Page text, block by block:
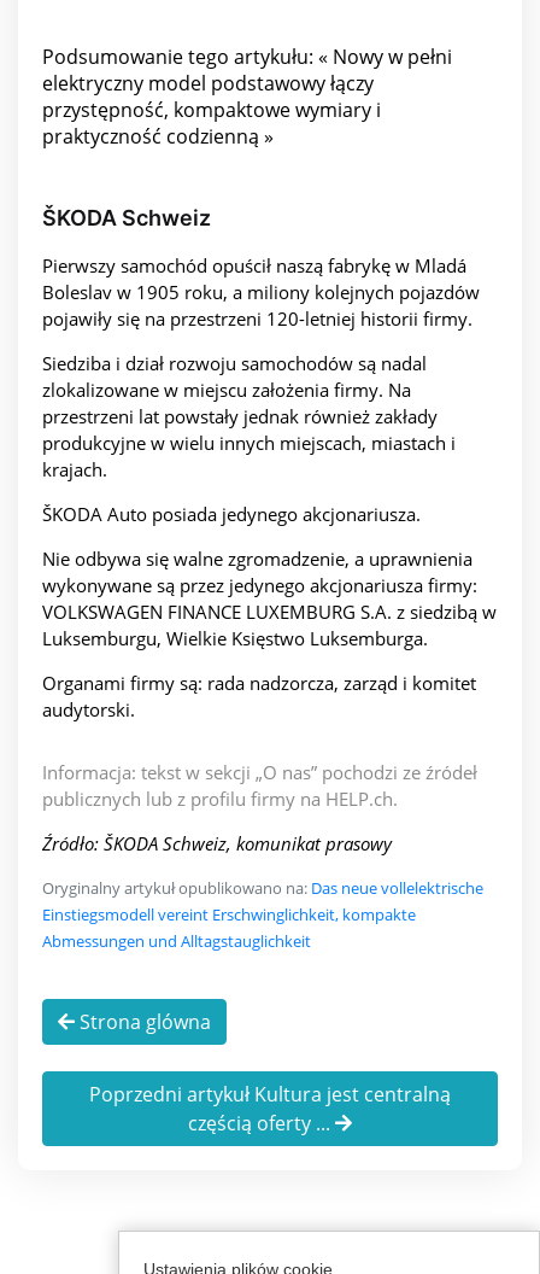
Podsumowanie tego artykułu: « Nowy w pełni
elektryczny model podstawowy łączy
przystępność, kompaktowe wymiary i
praktyczność codzienną »
ŠKODA Schweiz
Pierwszy samochód opuścił naszą fabrykę w Mladá
Boleslav w 1905 roku, a miliony kolejnych pojazdów
pojawiły się na przestrzeni 120-letniej historii firmy.
Siedziba i dział rozwoju samochodów są nadal
zlokalizowane w miejscu założenia firmy. Na
przestrzeni lat powstały jednak również zakłady
produkcyjne w wielu innych miejscach, miastach i
krajach.
ŠKODA Auto posiada jedynego akcjonariusza.
Nie odbywa się walne zgromadzenie, a uprawnienia
wykonywane są przez jedynego akcjonariusza firmy:
VOLKSWAGEN FINANCE LUXEMBURG S.A. z siedzibą w
Luksemburgu, Wielkie Księstwo Luksemburga.
Organami firmy są: rada nadzorcza, zarząd i komitet
audytorski.
Informacja: tekst w sekcji „O nas” pochodzi ze źródeł
publicznych lub z profilu firmy na HELP.ch.
Źródło: ŠKODA Schweiz, komunikat prasowy
Oryginalny artykuł opublikowano na: Das neue vollelektrische
Einstiegsmodell vereint Erschwinglichkeit, kompakte
Abmessungen und Alltagstauglichkeit
Strona glówna
Poprzedni artykuł Kultura jest centralną
częścią oferty ...
Ustawienia plików cookie